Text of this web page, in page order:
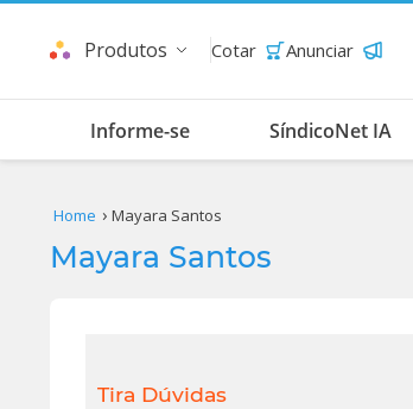
Produtos Cotar Anunciar
Informe-se SíndicoNet IA
Home Mayara Santos
Mayara Santos
Tira Dúvidas